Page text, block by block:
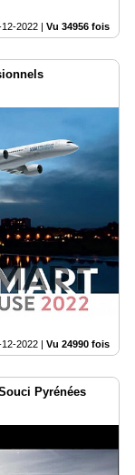
12-2022 | Vu 34956 fois
12-2022 | Vu 24990 fois
Pyrénées